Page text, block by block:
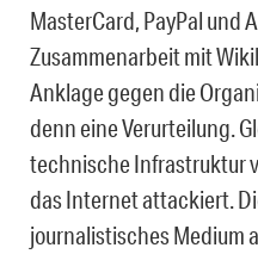
MasterCard, PayPal und
Zusammenarbeit mit
Anklage gegen die
denn eine Verurteilung.
technische Infrastruktur
das Internet attackiert.
journalistisches Medium